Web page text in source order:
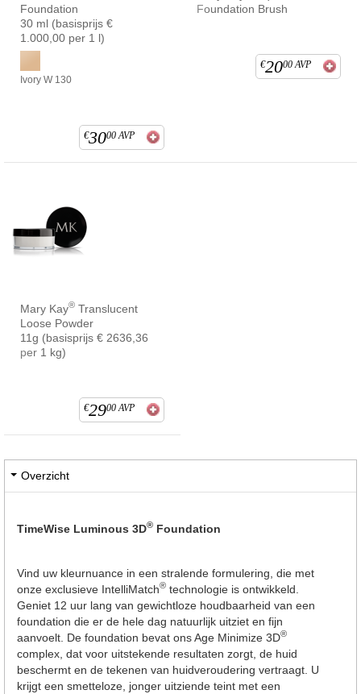
Foundation
30 ml (basisprijs €
1.000,00 per 1 l)
Ivory W 130
€3000 AVP
Foundation Brush
€2000 AVP
Mary Kay® Translucent
Loose Powder
11g (basisprijs € 2636,36
per 1 kg)
€2900 AVP
Overzicht
TimeWise Luminous 3D® Foundation
Vind uw kleurnuance in een stralende formulering, die met
onze exclusieve IntelliMatch® technologie is ontwikkeld.
Geniet 12 uur lang van gewichtloze houdbaarheid van een
foundation die er de hele dag natuurlijk uitziet en fijn
aanvoelt. De foundation bevat ons Age Minimize 3D®
complex, dat voor uitstekende resultaten zorgt, de huid
beschermt en de tekenen van huidveroudering vertraagt. U
krijgt een smetteloze, jonger uitziende teint met een